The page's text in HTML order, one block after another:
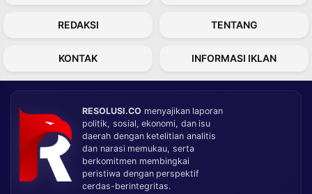
REDAKSI TENTANG
KONTAK INFORMASI IKLAN
RESOLUSI.CO menyajikan laporan
politik, sosial, ekonomi, dan isu
daerah dengan ketelitian analitis
dan narasi memukau, serta
berkomitmen membingkai
peristiwa dengan perspektif
cerdas-berintegritas.